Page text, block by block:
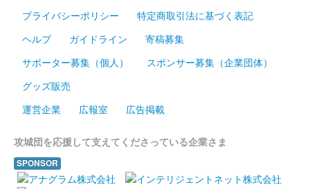
プライバシーポリシー
特定商取引法に基づく表記
ヘルプ
ガイドライン
寄稿募集
サポーター募集（個人）
スポンサー募集（企業団体）
グッズ販売
運営企業
広報室 広告掲載
攻城団を応援して支えてくださっている企業さま
SPONSOR